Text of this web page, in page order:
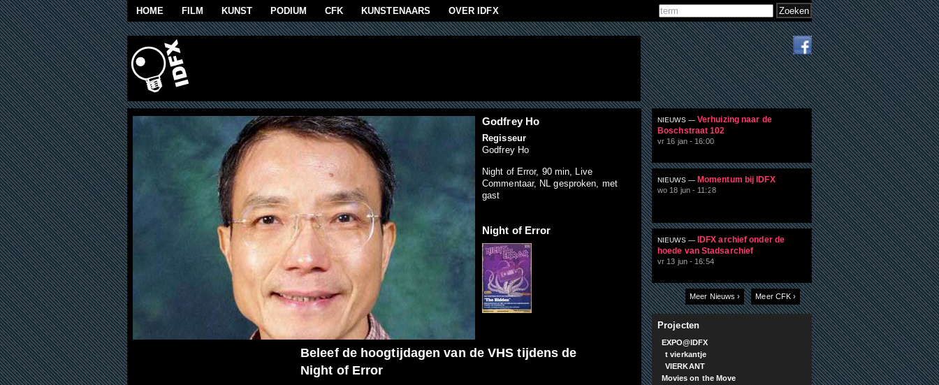
Overslaan en naar de algemene inhoud gaan
HOME FILM KUNST PODIUM CFK KUNSTENAARS OVER IDFX Zoekveld
Zoeken
Godfrey Ho
Regisseur
Godfrey Ho
Night of Error, 90 min, Live
Commentaar, NL gesproken, met
gast
Night of Error
Beleef de hoogtijdagen van de VHS tijdens de
Night of Error
NIEUWS — Verhuizing naar de
Boschstraat 102
vr 16 jan - 16:00
NIEUWS — Momentum bij IDFX
wo 18 jun - 11:28
NIEUWS —
IDFX archief onder de
hoede van Stadsarchief
vr 13 jun - 16:54
Meer Nieuws › Meer CFK ›
Projecten
EXPO@IDFX
t vierkantje
VIERKANT
Movies on the Move